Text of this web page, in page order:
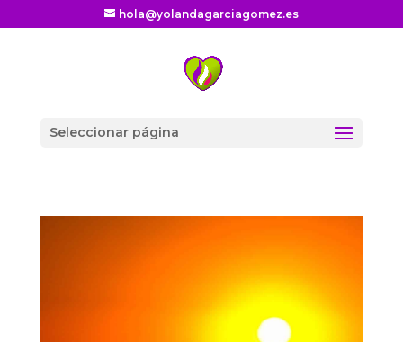
hola@yolandagarciagomez.es
Seleccionar página